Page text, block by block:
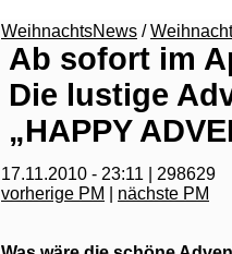
WeihnachtsNews /
Ab sofort im
Die lustige
„HAPPY
17.11.2010 - 23:11 | 298629
vorherige PM
nächste PM